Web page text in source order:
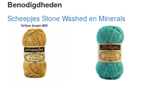
Benodigdheden
Scheepjes Stone Washed en Minerals